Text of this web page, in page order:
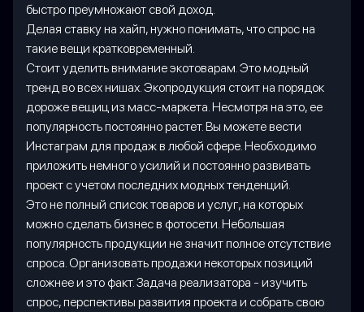
быстро преумножают свой доход.
Делая ставку на хайп, нужно понимать, что спрос на
такие вещи кратковременный.
Стоит уделить внимание экотоварам. Это модный
тренд во всех нишах. Экопродукция стоит на порядок
дороже вещиц из масс-маркета. Несмотря на это, ее
популярность постоянно растет. Вы можете вести
Инстаграм для продаж в любой сфере. Необходимо
приложить немного усилий и постоянно развивать
проект с учетом последних модных тенденций.
Это не полный список товаров и услуг, на которых
можно сделать бизнес в фотосети. Небольшая
популярность продукции не значит полное отсутствие
спроса. Организовать продажи некоторых позиций
сложнее и это факт. Задача реализатора - изучить
спрос, перспективы развития проекта и собрать свою